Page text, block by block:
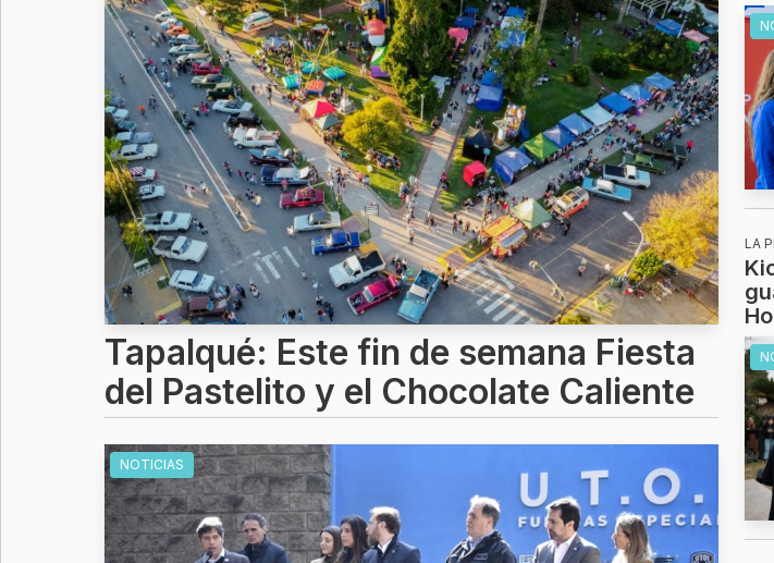
Tapalqué: Este fin de semana Fiesta
del Pastelito y el Chocolate Caliente
NOTICIAS
LA